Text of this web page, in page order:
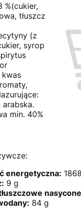
%(cukier,
tłuszcz
(z
syrop
arabska.
min. 40%
energetyczna:
9 g
84 g